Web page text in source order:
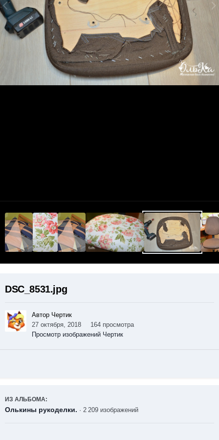
DSC_8531.jpg
Автор Чертик
27 октября, 2018
164 просмотра
Просмотр изображений Чертик
ИЗ АЛЬБОМА:
Олькины рукоделки. · 2 209 изображений